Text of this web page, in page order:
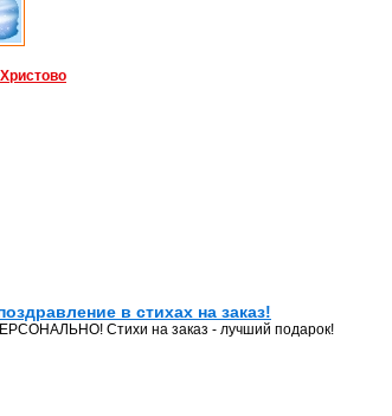
в стихах на заказ!
Стихи на заказ - лучший подарок!